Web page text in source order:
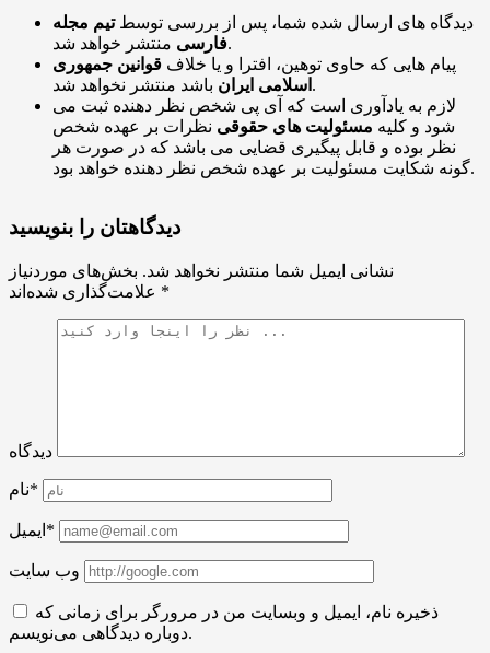
دیدگاه های ارسال شده شما، پس از بررسی توسطتیم مجله
فارسیمنتشر خواهد شد.
پیام هایی که حاوی توهین، افترا و یا خلاف قوانین جمهوری
اسلامی ایران باشد منتشر نخواهد شد.
لازم به یادآوری است که آی پی شخص نظر دهنده ثبت می
شود و کلیه مسئولیت های حقوقی نظرات بر عهده شخص
نظر بوده و قابل پیگیری قضایی می باشد که در صورت هر
گونه شکایت مسئولیت بر عهده شخص نظر دهنده خواهد بود.
دیدگاهتان را بنویسید
نشانی ایمیل شما منتشر نخواهد شد. بخش‌های موردنیاز
*
دیدگاه
نام*
ایمیل*
وب سایت
ذخیره نام، ایمیل و وبسایت من در مرورگر برای زمانی که
دوباره دیدگاهی می‌نویسم.